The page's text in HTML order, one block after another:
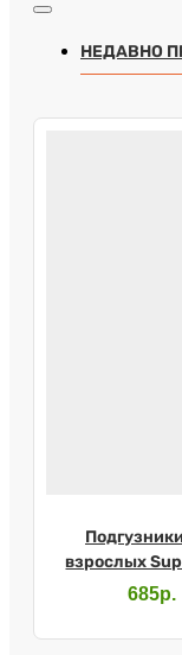
НЕДАВНО
взрослых
Medium
685р.